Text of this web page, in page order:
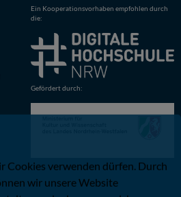
Ein Kooperationsvorhaben empfohlen durch
die:
Gefördert durch:
Cookies verwenden dürfen. Durch
wir unsere Website